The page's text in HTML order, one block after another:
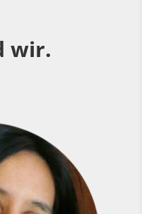
wir.